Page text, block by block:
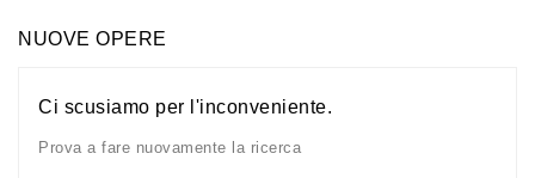
ARTISTI
NEGOZI
NUOVE OPERE
Ci scusiamo per l'inconveniente.
Prova a fare nuovamente la ricerca